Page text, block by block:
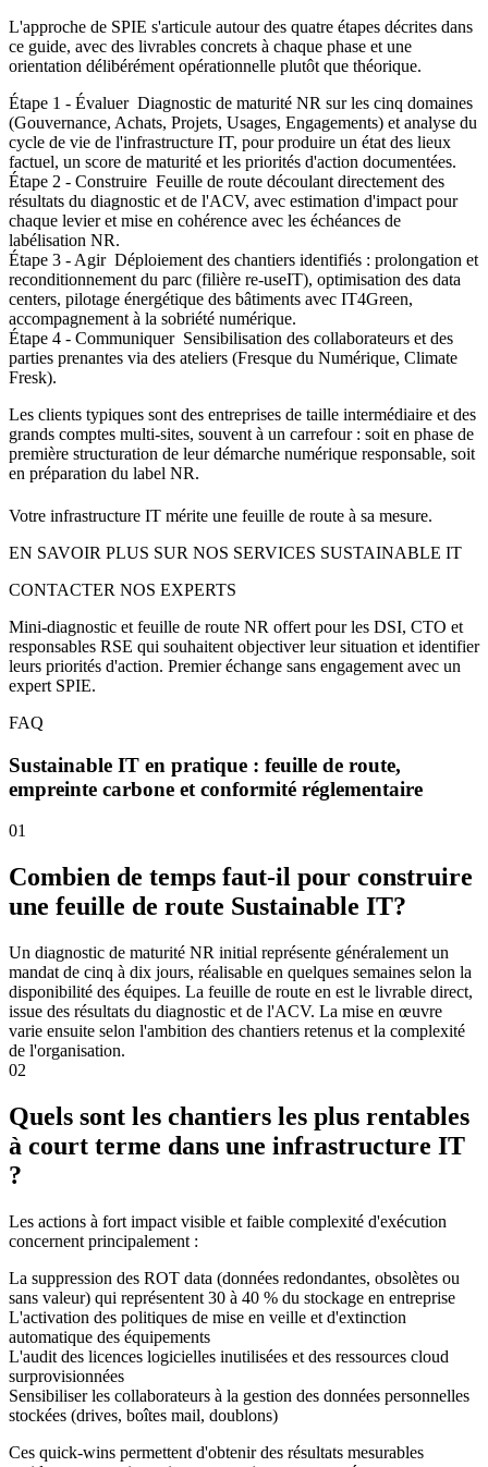
L'approche de SPIE s'articule autour des quatre étapes décrites dans
ce guide, avec des livrables concrets à chaque phase et une
orientation délibérément opérationnelle plutôt que théorique.
Étape 1 - Évaluer Diagnostic de maturité NR sur les cinq domaines
(Gouvernance, Achats, Projets, Usages, Engagements) et analyse du
cycle de vie de l'infrastructure IT, pour produire un état des lieux
factuel, un score de maturité et les priorités d'action documentées.
Étape 2 - Construire Feuille de route découlant directement des
résultats du diagnostic et de l'ACV, avec estimation d'impact pour
chaque levier et mise en cohérence avec les échéances de
labélisation NR.
Étape 3 - Agir Déploiement des chantiers identifiés : prolongation et
reconditionnement du parc (filière re-useIT), optimisation des data
centers, pilotage énergétique des bâtiments avec IT4Green,
accompagnement à la sobriété numérique.
Étape 4 - Communiquer Sensibilisation des collaborateurs et des
parties prenantes via des ateliers (Fresque du Numérique, Climate
Fresk).
Les clients typiques sont des entreprises de taille intermédiaire et des
grands comptes multi-sites, souvent à un carrefour : soit en phase de
première structuration de leur démarche numérique responsable, soit
en préparation du label NR.
Votre infrastructure IT mérite une feuille de route à sa mesure.
EN SAVOIR PLUS SUR NOS SERVICES SUSTAINABLE IT
CONTACTER NOS EXPERTS
Mini-diagnostic et feuille de route NR offert pour les DSI, CTO et
responsables RSE qui souhaitent objectiver leur situation et identifier
leurs priorités d'action. Premier échange sans engagement avec un
expert SPIE.
FAQ
Sustainable IT en pratique : feuille de route,
empreinte carbone et conformité réglementaire
01
Combien de temps faut-il pour construire
une feuille de route Sustainable IT?
Un diagnostic de maturité NR initial représente généralement un
mandat de cinq à dix jours, réalisable en quelques semaines selon la
disponibilité des équipes. La feuille de route en est le livrable direct,
issue des résultats du diagnostic et de l'ACV. La mise en œuvre
varie ensuite selon l'ambition des chantiers retenus et la complexité
de l'organisation.
02
Quels sont les chantiers les plus rentables
à court terme dans une infrastructure IT
?
Les actions à fort impact visible et faible complexité d'exécution
concernent principalement :
La suppression des ROT data (données redondantes, obsolètes ou
sans valeur) qui représentent 30 à 40 % du stockage en entreprise
L'activation des politiques de mise en veille et d'extinction
automatique des équipements
L'audit des licences logicielles inutilisées et des ressources cloud
surprovisionnées
Sensibiliser les collaborateurs à la gestion des données personnelles
stockées (drives, boîtes mail, doublons)
Ces quick-wins permettent d'obtenir des résultats mesurables